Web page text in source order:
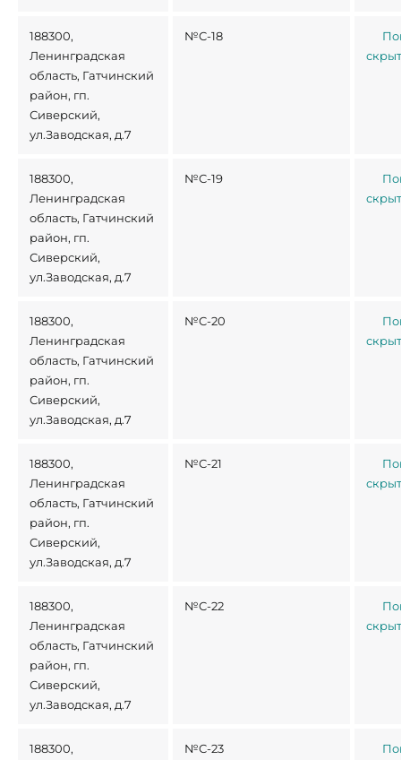
188300,
Ленинградская
область, Гатчинский
район, гп.
Сиверский,
ул.Заводская, д.7
№С-18
188300,
Ленинградская
область, Гатчинский
район, гп.
Сиверский,
ул.Заводская, д.7
№С-19
188300,
Ленинградская
область, Гатчинский
район, гп.
Сиверский,
ул.Заводская, д.7
№С-20
188300,
Ленинградская
область, Гатчинский
район, гп.
Сиверский,
ул.Заводская, д.7
№С-21
188300,
Ленинградская
область, Гатчинский
район, гп.
Сиверский,
ул.Заводская, д.7
№С-22
188300,
№С-23